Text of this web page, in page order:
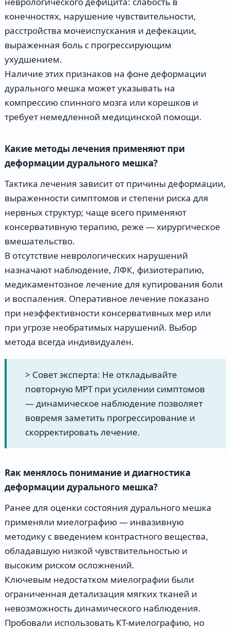
конечностях, нарушение чувствительности,
расстройства мочеиспускания и дефекации,
выраженная боль с прогрессирующим
ухудшением.
Наличие этих признаков на фоне деформации
дурального мешка может указывать на
компрессию спинного мозга или корешков и
требует немедленной медицинской помощи.
Какие методы лечения применяют при
деформации дурального мешка?
Тактика лечения зависит от причины деформации,
выраженности симптомов и степени риска для
нервных структур; чаще всего применяют
консервативную терапию, реже — хирургическое
вмешательство.
В отсутствие неврологических нарушений
назначают наблюдение, ЛФК, физиотерапию,
медикаментозное лечение для купирования боли
и воспаления. Оперативное лечение показано
при неэффективности консервативных мер или
при угрозе необратимых нарушений. Выбор
метода всегда индивидуален.
> Совет эксперта: Не откладывайте
повторную МРТ при усилении симптомов
— динамическое наблюдение позволяет
вовремя заметить прогрессирование и
скорректировать лечение.
Rак менялось понимание и диагностика
деформации дурального мешка?
Ранее для оценки состояния дурального мешка
применяли миелографию — инвазивную
методику с введением контрастного вещества,
обладавшую низкой чувствительностью и
высоким риском осложнений.
Ключевым недостатком миелографии были
ограниченная детализация мягких тканей и
невозможность динамического наблюдения.
Пробовали использовать КТ-миелографию, но